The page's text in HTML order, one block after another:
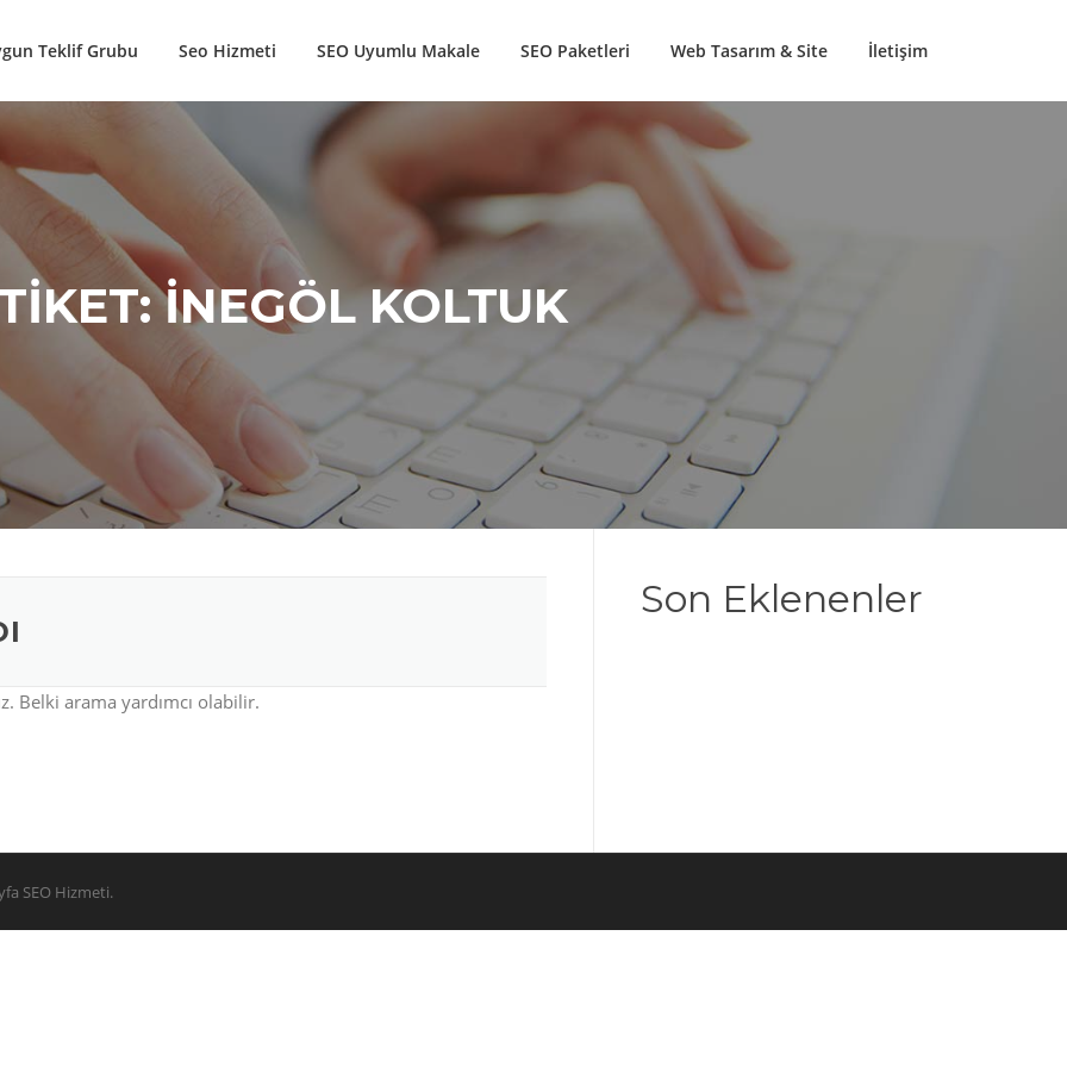
Teklif Grubu Seo Hizmeti SEO Uyumlu Makale SEO Paketleri Web Tasarım & Site İletişim
INEGÖL KOLTUK
Belki arama yardımcı olabilir.
Son Eklenenler
SEO Hizmeti.